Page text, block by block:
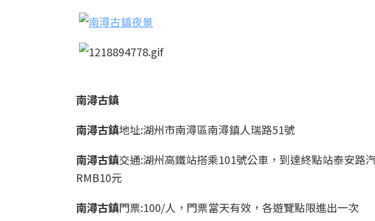
南潯古鎮
南潯古鎮地址:湖州市南潯區南潯鎮人瑞路51號
南潯古鎮交通:湖州高鐵站搭乘101號公車，到達終點站泰安路
RMB10元
南潯古鎮門票:100/人，門票當天有效，各遊覽點限進出一次